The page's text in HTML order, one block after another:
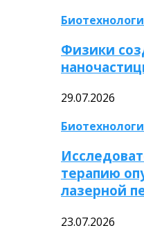
Физики
29.07.2026
терапию
лазерной
23.07.2026